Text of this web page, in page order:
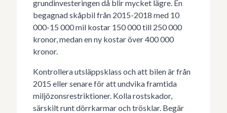
grundinvesteringen då blir mycket lägre. En
begagnad skåpbil från 2015-2018 med 10
000-15 000 mil kostar 150 000 till 250 000
kronor, medan en ny kostar över 400 000
kronor.
Kontrollera utsläppsklass och att bilen är från
2015 eller senare för att undvika framtida
miljözonsrestriktioner. Kolla rostskador,
särskilt runt dörrkarmar och trösklar. Begär